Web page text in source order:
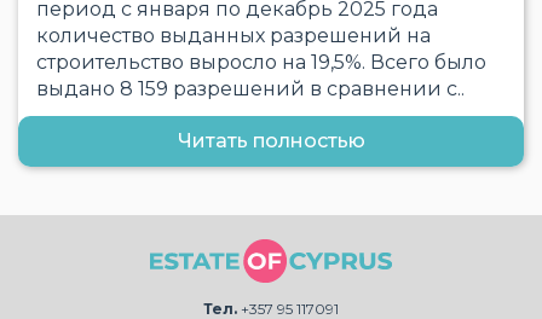
период с января по декабрь 2025 года
количество выданных разрешений на
строительство выросло на 19,5%. Всего было
выдано 8 159 разрешений в сравнении с..
Читать полностью
Тел. +357 95 117091